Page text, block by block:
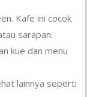
Kafe ini cocok
sarapan.
kue dan menu
lainnya seperti